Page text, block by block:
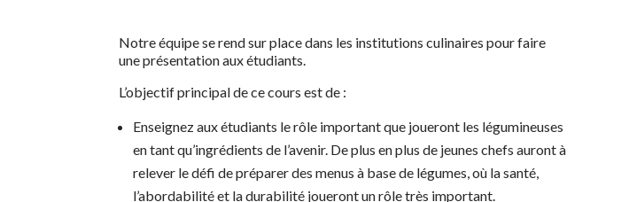
Notre équipe se rend sur place dans les institutions culinaires pour faire
une présentation aux étudiants.
L’objectif principal de ce cours est de :
Enseignez aux étudiants le rôle important que joueront les légumineuses
en tant qu’ingrédients de l’avenir. De plus en plus de jeunes chefs auront à
relever le défi de préparer des menus à base de légumes, où la santé,
l’abordabilité et la durabilité joueront un rôle très important.